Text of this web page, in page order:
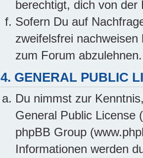
berechtigt, dich von
Sofern Du auf
zweifelsfrei
zum Forum abzulehnen.
4. GENERAL PUBLIC
Du nimmst zur
General Public License
phpBB Group
Informationen werden